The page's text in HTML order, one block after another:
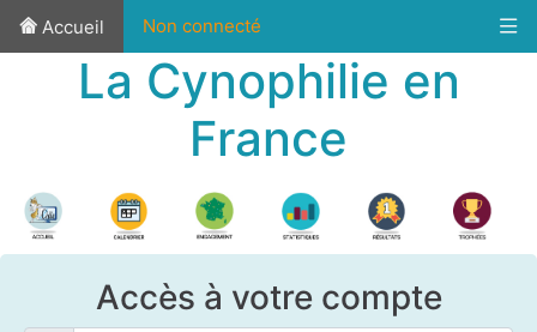
Accueil Non connecté
La Cynophilie en
France
Accès à votre compte